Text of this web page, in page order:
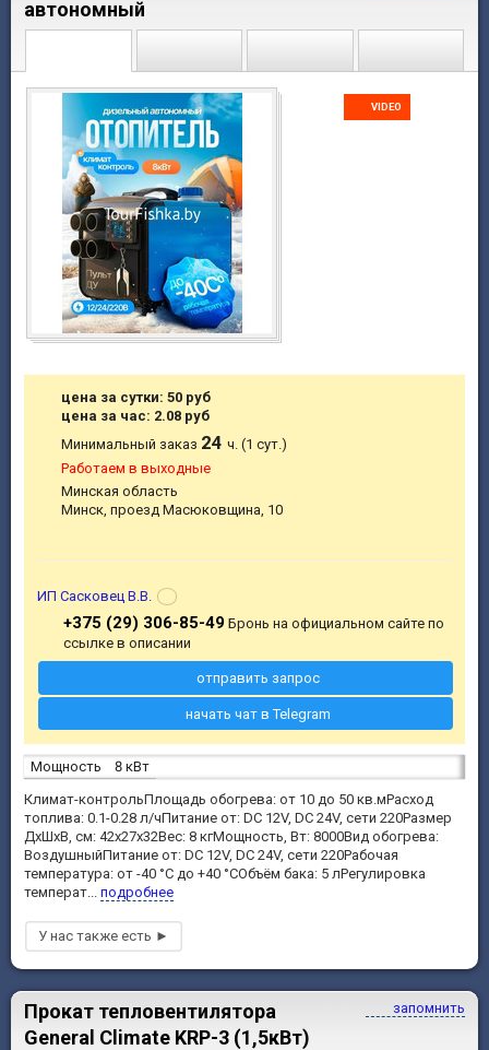
автономный
VIDEO
Мощность
8 кВт
Климат-контрольПлощадь обогрева: от 10 до 50 кв.мРасход
топлива: 0.1-0.28 л/чПитание от: DC 12V, DC 24V, сети 220Размер
ДхШхВ, см: 42х27х32Вес: 8 кгМощность, Вт: 8000Вид обогрева:
ВоздушныйПитание от: DC 12V, DC 24V, сети 220Рабочая
температура: от -40 °C до +40 °CОбъём бака: 5 лРегулировка
температ... подробнее
цена за сутки: 50 руб
цена за час: 2.08 руб
Минимальный заказ 24ч. (1 сут.)
Работаем в выходные
Минская область
Минск, проезд Масюковщина, 10
ИП Сасковец В.В.
+375 (29) 306-85-49Бронь на официальном сайте по
ссылке в описании
отправить запрос
начать чат в Telegram
запомнить
Прокат тепловентилятора
General Climate KRP-3 (1,5кВт)